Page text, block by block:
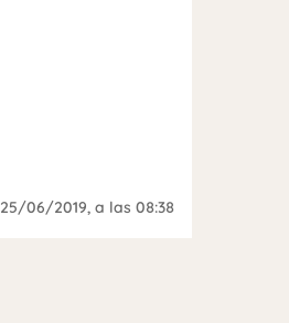
25/06/2019, a las 08:38